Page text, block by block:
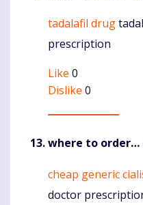
Komentaras
tadalafil drug
prescription
Like 0
Dislike 0
where to order…
Komentaras
cheap generic
doctor